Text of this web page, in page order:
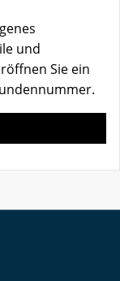
und
Sie ein